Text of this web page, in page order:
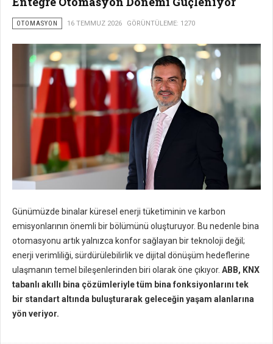
OTOMASYON 16 TEMMUZ 2026 GÖRÜNTÜLEME: 1270
Günümüzde binalar küresel enerji tüketiminin ve karbon
emisyonlarının önemli bir bölümünü oluşturuyor. Bu nedenle bina
otomasyonu artık yalnızca konfor sağlayan bir teknoloji değil;
enerji verimliliği, sürdürülebilirlik ve dijital dönüşüm hedeflerine
ulaşmanın temel bileşenlerinden biri olarak öne çıkıyor. ABB, KNX
tabanlı akıllı bina çözümleriyle tüm bina fonksiyonlarını tek
bir standart altında buluşturarak geleceğin yaşam alanlarına
yön veriyor.